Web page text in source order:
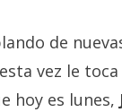
de
vez le
hoy es lunes,